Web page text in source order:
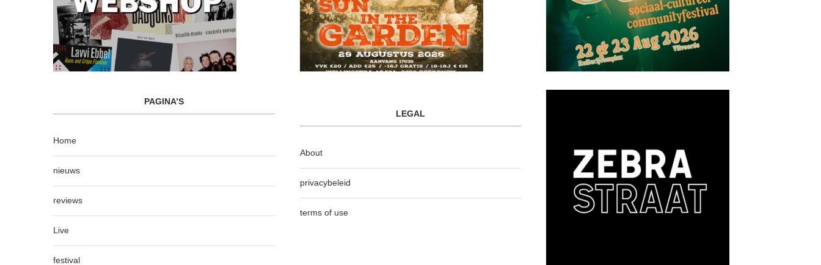
PAGINA’S
Home
nieuws
reviews
Live
festival
LEGAL
About
privacybeleid
terms of use